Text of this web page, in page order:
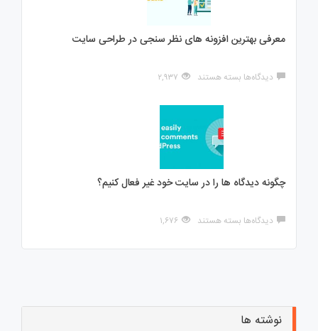
پرستاشاپ
بدانید
معرفی بهترین افزونه های نظر سنجی در طراحی سایت
دیدگاه‌ها برای
سنجی
طراحی
سایت
بسته هستند ۲,۹۳۷
چگونه دیدگاه ها را در سایت خود غیر فعال کنیم؟
دیدگاه‌ها برای
خود
غیر
بسته هستند ۱,۶۷۶
نوشته ها